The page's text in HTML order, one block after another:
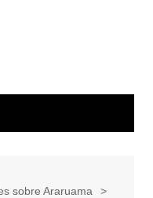
sobre Araruama